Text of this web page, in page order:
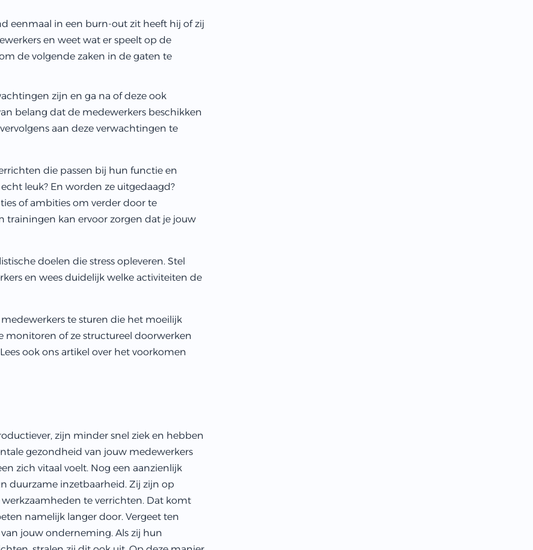
eenmaal in een burn-out zit heeft hij of zij
en weet wat er speelt op de
de volgende zaken in de gaten te
zijn en ga na of deze ook
belang dat de medewerkers beschikken
aan deze verwachtingen te
die passen bij hun functie en
leuk? En worden ze uitgedaagd?
of ambities om verder door te
trainingen kan ervoor zorgen dat je jouw
doelen die stress opleveren. Stel
en wees duidelijk welke activiteiten de
te sturen die het moeilijk
monitoren of ze structureel doorwerken
ook ons artikel over het voorkomen
zijn minder snel ziek en hebben
gezondheid van jouw medewerkers
zich vitaal voelt. Nog een aanzienlijk
duurzame inzetbaarheid. Zij zijn op
te verrichten. Dat komt
namelijk langer door. Vergeet ten
jouw onderneming. Als zij hun